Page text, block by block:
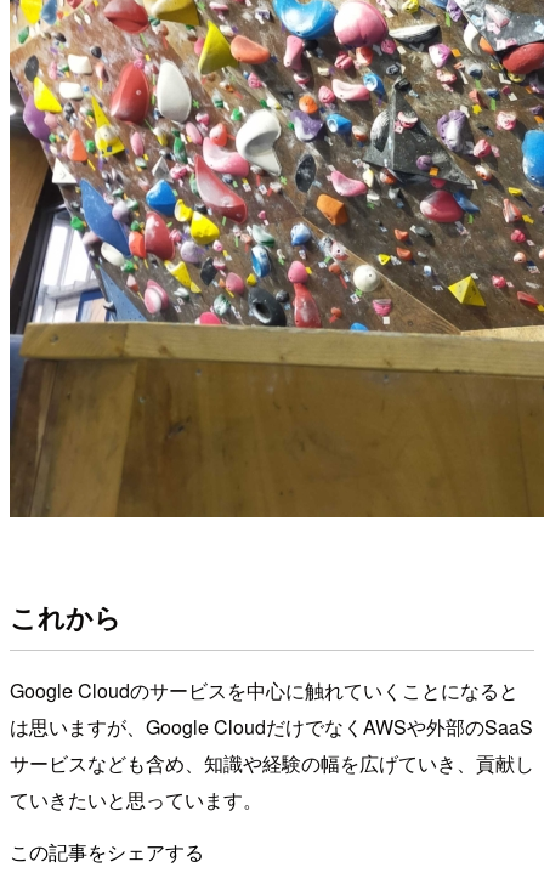
これから
Google Cloudのサービスを中心に触れていくことになると
は思いますが、Google CloudだけでなくAWSや外部のSaaS
サービスなども含め、知識や経験の幅を広げていき、貢献し
ていきたいと思っています。
この記事をシェアする